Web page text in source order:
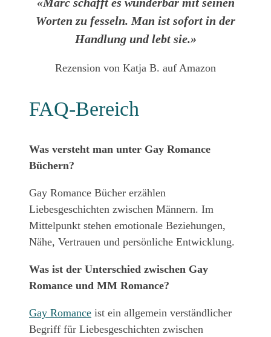
Worten zu fesseln. Man ist sofort in der
Handlung und lebt sie.»
Rezension von Katja B. auf Amazon
FAQ-Bereich
Was versteht man unter Gay Romance
Büchern?
Gay Romance Bücher erzählen
Liebesgeschichten zwischen Männern. Im
Mittelpunkt stehen emotionale Beziehungen,
Nähe, Vertrauen und persönliche Entwicklung.
Was ist der Unterschied zwischen Gay
Romance und MM Romance?
Gay Romance ist ein allgemein verständlicher
Begriff für Liebesgeschichten zwischen